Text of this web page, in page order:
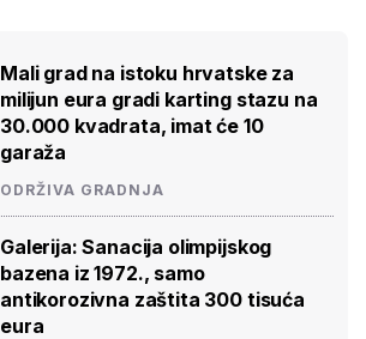
Mali grad na istoku hrvatske za
milijun eura gradi karting stazu na
30.000 kvadrata, imat će 10
garaža
ODRŽIVA GRADNJA
Galerija: Sanacija olimpijskog
bazena iz 1972., samo
antikorozivna zaštita 300 tisuća
eura